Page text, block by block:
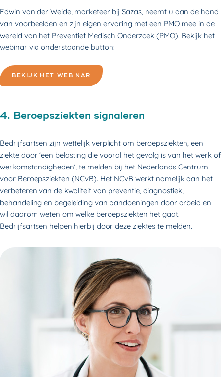
Edwin van der Weide, marketeer bij Sazas, neemt u aan de hand
van voorbeelden en zijn eigen ervaring met een PMO mee in de
wereld van het Preventief Medisch Onderzoek (PMO). Bekijk het
webinar via onderstaande button:
BEKIJK HET WEBINAR
4. Beroepsziekten signaleren
Bedrijfsartsen zijn wettelijk verplicht om beroepsziekten, een
ziekte door ‘een belasting die vooral het gevolg is van het werk of
werkomstandigheden’, te melden bij het Nederlands Centrum
voor Beroepsziekten (NCvB). Het NCvB werkt namelijk aan het
verbeteren van de kwaliteit van preventie, diagnostiek,
behandeling en begeleiding van aandoeningen door arbeid en
wil daarom weten om welke beroepsziekten het gaat.
Bedrijfsartsen helpen hierbij door deze ziektes te melden.